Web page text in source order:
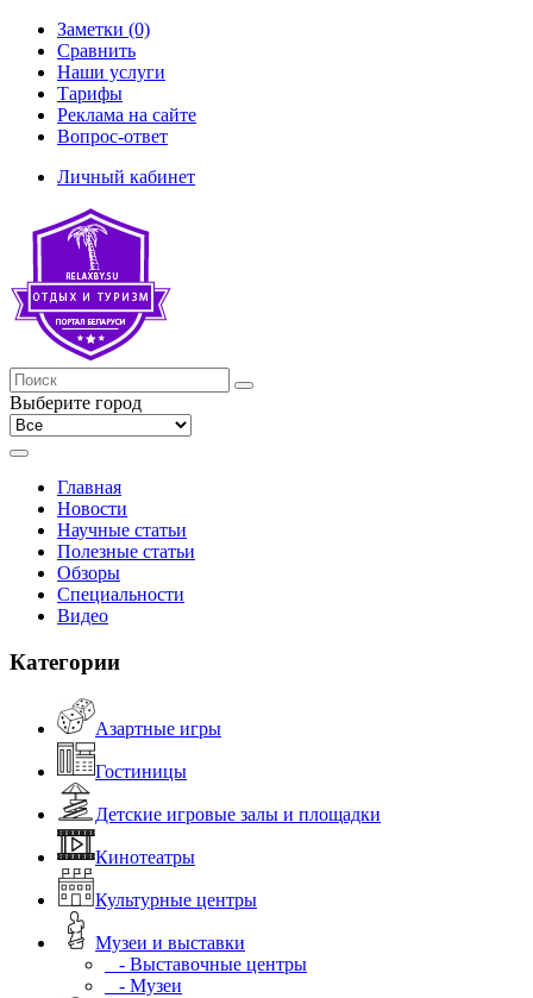
Заметки (0)
Сравнить
Наши услуги
Тарифы
Реклама на сайте
Вопрос-ответ
Личный кабинет
Выберите город
Главная
Новости
Научные статьи
Полезные статьи
Обзоры
Специальности
Видео
Категории
Азартные игры
Гостиницы
Детские игровые залы и площадки
Кинотеатры
Культурные центры
Музеи и выставки
- Выставочные центры
- Музеи